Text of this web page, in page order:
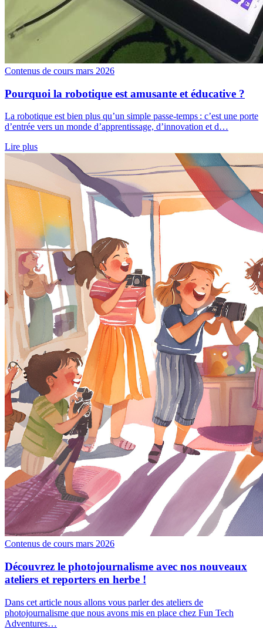
Contenus de cours mars 2026
Pourquoi la robotique est amusante et éducative ?
La robotique est bien plus qu’un simple passe-temps : c’est une porte
d’entrée vers un monde d’apprentissage, d’innovation et d…
Lire plus
Contenus de cours mars 2026
Découvrez le photojournalisme avec nos nouveaux
ateliers et reporters en herbe !
Dans cet article nous allons vous parler des ateliers de
photojournalisme que nous avons mis en place chez Fun Tech
Adventures…